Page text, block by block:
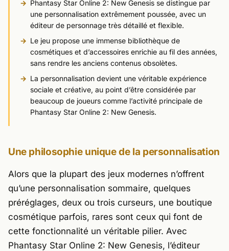
Phantasy Star Online 2: New Genesis se distingue par
une personnalisation extrêmement poussée, avec un
éditeur de personnage très détaillé et flexible.
Le jeu propose une immense bibliothèque de
cosmétiques et d’accessoires enrichie au fil des années,
sans rendre les anciens contenus obsolètes.
La personnalisation devient une véritable expérience
sociale et créative, au point d’être considérée par
beaucoup de joueurs comme l’activité principale de
Phantasy Star Online 2: New Genesis.
Une philosophie unique de la personnalisation
Alors que la plupart des jeux modernes n’offrent
qu’une personnalisation sommaire, quelques
préréglages, deux ou trois curseurs, une boutique
cosmétique parfois, rares sont ceux qui font de
cette fonctionnalité un véritable pilier. Avec
Phantasy Star Online 2: New Genesis, l’éditeur